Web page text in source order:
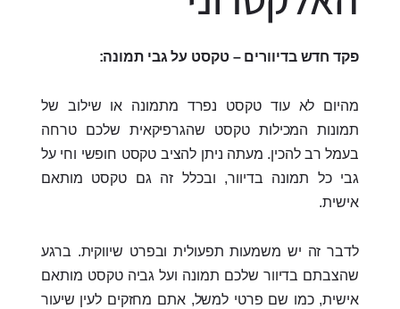
פקד חדש בדיוורים – טקסט על גבי תמונה:
מהיום לא עוד טקסט נפרד מתמונה או שילוב של
תמונות המכילות טקסט שהגרפיקאית שלכם טרחה
בעמל רב להכין. מעתה ניתן להציב טקסט חופשי וחי על
גבי כל תמונה בדיוור, ובכלל זה גם טקסט מותאם
אישית.
לדבר זה יש משמעות תפעולית ובפרט שיווקית. ברגע
שהצבתם בדיוור שלכם תמונה ועל גביה טקסט מותאם
אישית, כמו שם פרטי למשל, אתם מחזקים לעין שיעור